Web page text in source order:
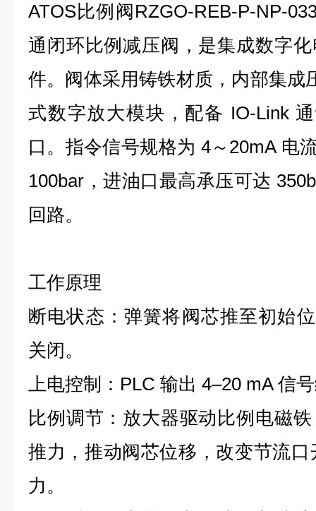
ATOS比例阀RZGO-REB-P-NP-
通闭环比例减压阀，是集成数字
件。阀体采用铸铁材质，内部集成
式数字放大模块，配备 IO-Link
口。指令信号规格为 4～20mA 电
100bar，进油口最高承压可达
回路。
工作原理
断电状态：弹簧将阀芯推至初始
关闭。
上电控制：PLC 输出 4–20 mA 信
比例调节：放大器驱动比例电磁
推力，推动阀芯位移，改变节流
力。